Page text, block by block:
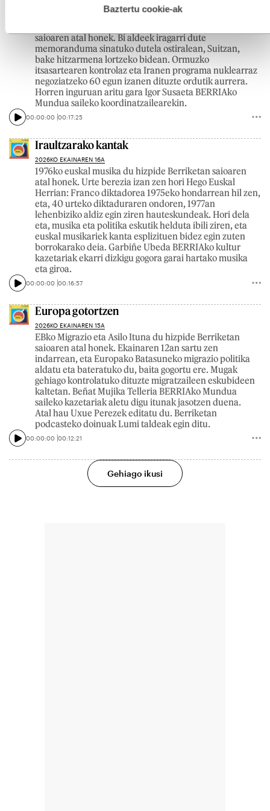
esplizitua ematen diguzu.Gehiago irakurri
Baztertu cookie-ak
2026KO EKAINAREN 17A
saioaren atal honek. Bi aldeek iragarri dute
memoranduma sinatuko dutela ostiralean, Suitzan,
bake hitzarmena lortzeko bidean. Ormuzko
itsasartearen kontrolaz eta Iranen programa nuklearraz
negoziatzeko 60 egun izanen dituzte ordutik aurrera.
Horren inguruan aritu gara Igor Susaeta BERRIAko
Mundua saileko koordinatzailearekin.
00:00:00 00:17:25
Iraultzarako kantak
2026KO EKAINAREN 16A
1976ko euskal musika du hizpide Berriketan saioaren
atal honek. Urte berezia izan zen hori Hego Euskal
Herrian: Franco diktadorea 1975eko hondarrean hil zen,
eta, 40 urteko diktaduraren ondoren, 1977an
lehenbiziko aldiz egin ziren hauteskundeak. Hori dela
eta, musika eta politika eskutik helduta ibili ziren, eta
euskal musikariek kanta esplizituen bidez egin zuten
borrokarako deia. Garbiñe Ubeda BERRIAko kultur
kazetariak ekarri dizkigu gogora garai hartako musika
eta giroa.
00:00:00 00:16:57
Europa gotortzen
2026KO EKAINAREN 15A
EBko Migrazio eta Asilo Ituna du hizpide Berriketan
saioaren atal honek. Ekainaren 12an sartu zen
indarrean, eta Europako Batasuneko migrazio politika
aldatu eta bateratuko du, baita gogortu ere. Mugak
gehiago kontrolatuko dituzte migratzaileen eskubideen
kaltetan. Beñat Mujika Telleria BERRIAko Mundua
saileko kazetariak aletu digu itunak jasotzen duena.
Atal hau Uxue Perezek editatu du. Berriketan
podcasteko doinuak Lumi taldeak egin ditu.
00:00:00 00:12:21
Gehiago ikusi